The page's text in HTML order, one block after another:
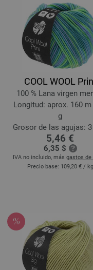
COOL WOOL
100 % Lana virgen
Longitud: aprox. 160
g
Grosor de las agujas: 3
5,46 €
6,35 $
IVA no incluido, más gastos de
Precio base: 109,20 € / kg